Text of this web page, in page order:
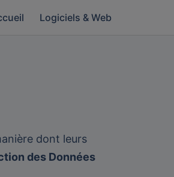
Logiciels & Web
dont leurs
des Données